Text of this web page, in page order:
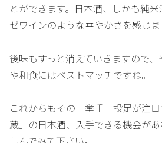
とができます。日本酒、しかも純
ゼワインのような華やかさを感じま
後味もすっと消えていきますので
や和食にはベストマッチですね。
これからもその一挙手一投足が注
蔵」の日本酒、入手できる機会が